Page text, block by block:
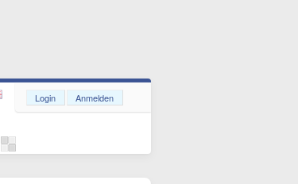
Login Anmelden